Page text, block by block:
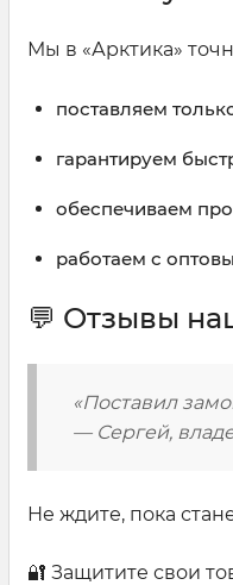
Мы в «Арктика»
поставляем
гарантируем
обеспечиваем
работаем с
💬 Отзывы
«Поставил
— Сергей,
Не ждите, пока
🔐 Защитите свои